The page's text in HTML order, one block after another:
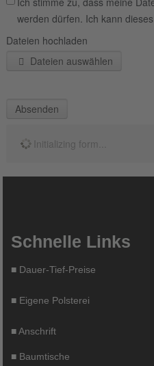
werden dürfen. Ich kann
Dateien hochladen
Dateien auswählen
Absenden
Initializing form...
Schnelle Links
■ Dauer-Tief-Preise
■ Eigene Polsterei
■Anschrift
■ Baumtische